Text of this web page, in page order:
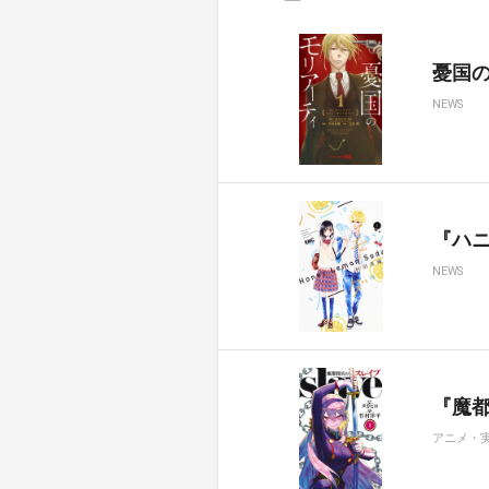
憂国
NEWS
『ハ
NEWS
『魔
アニメ・